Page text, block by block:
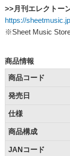
>>月刊エレクトー
https://
※Sheet Music
商品情報
商品コード
発売日
仕様
商品構成
JANコード